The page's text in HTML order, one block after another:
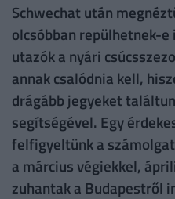
Schwechat után
olcsóbban repülhetnek-
utazók a nyári
annak csalódnia kell,
drágább jegyeket
segítségével. Egy
felfigyeltünk a
a március végiekkel,
zuhantak a Budapestről